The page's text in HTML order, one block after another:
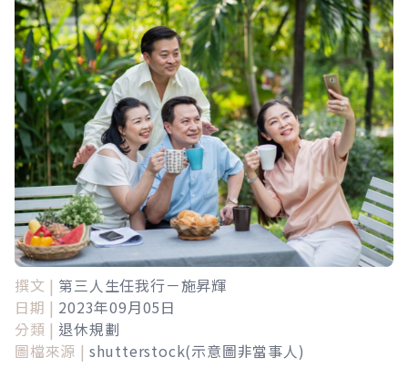
撰文 | 第三人生任我行－施昇輝
日期 | 2023年09月05日
分類 | 退休規劃
圖檔來源 | shutterstock(示意圖非當事人)